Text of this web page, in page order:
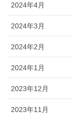
2024年4月
2024年3月
2024年2月
2024年1月
2023年12月
2023年11月